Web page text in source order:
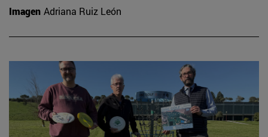
Imagen Adriana Ruiz León